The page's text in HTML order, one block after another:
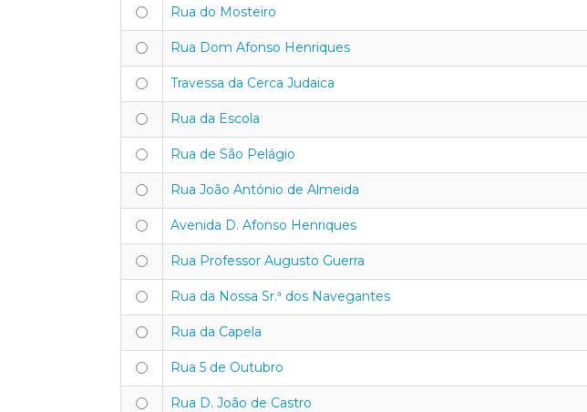
Rua do Mosteiro
Rua Dom Afonso Henriques
Travessa da Cerca Judaica
Rua da Escola
Rua de São Pelágio
Rua João António de Almeida
Avenida D. Afonso Henriques
Rua Professor Augusto Guerra
Rua da Nossa Sr.ª dos Navegantes
Rua da Capela
Rua 5 de Outubro
Rua D. João de Castro